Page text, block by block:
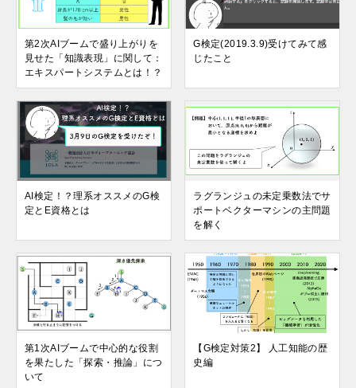
第2次AIブームで盛り上がりを
見せた「知識表現」に関して：
エキスパートシステムとは！？
G検定(2019.3.9)受けてみて感
じたこと
AI検定！？理系オススメのG検
定とE資格とは
ラグランジュの未定乗数法でサ
ポートベクターマシンの主問題
を解く
第1次AIブームで中心的な役割
を果たした「探索・推論」につ
いて
【G検定対策2】 人工知能の歴
史編